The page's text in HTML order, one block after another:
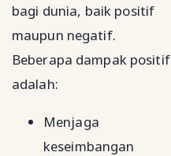
bagi dunia, baik positif
maupun negatif.
Beberapa dampak positif
adalah:
Menjaga
keseimbangan